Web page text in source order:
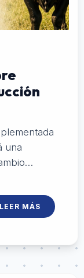
una
cultivos,
LEER MÁS